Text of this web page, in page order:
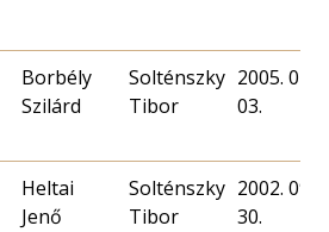
Borbély
Szilárd
Solténszky
Tibor
2005. 01.
03.
Heltai
Jenő
Solténszky
Tibor
2002. 09.
30.